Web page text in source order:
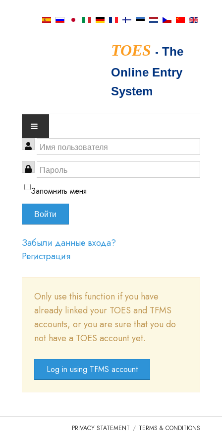
TOES - The
Online Entry
System
КАЛЕНДАРЬ ВЫСТАВОК
СУДЬИ TICA
ВОЙТИ
ПОСЕТИТЕ САЙТ TICA.ORG
REPORTED ISSUES
CAT SHOW APP FAQ'S
Запомнить меня
Войти
Забыли данные входа?
Регистрация
Only use this function if you have
already linked your TOES and TFMS
accounts, or you are sure that you do
not have a TOES account yet.
Log in using TFMS account
PRIVACY STATEMENT TERMS & CONDITIONS